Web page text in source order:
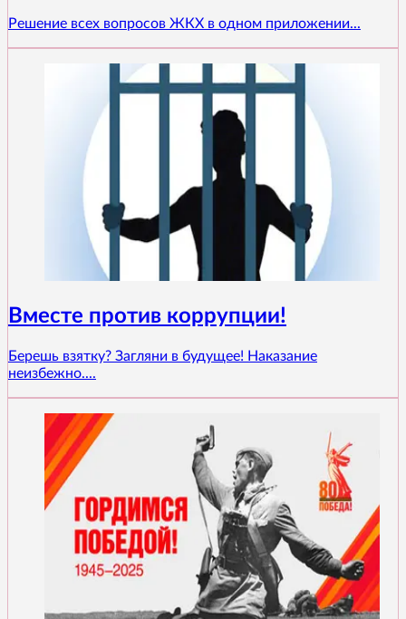
Решение всех вопросов ЖКХ в одном приложении...
Вместе против коррупции!
Берешь взятку? Загляни в будущее! Наказание
неизбежно....